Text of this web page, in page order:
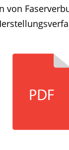
von